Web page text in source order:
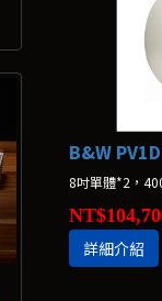
8吋單體*2，
詳細介紹